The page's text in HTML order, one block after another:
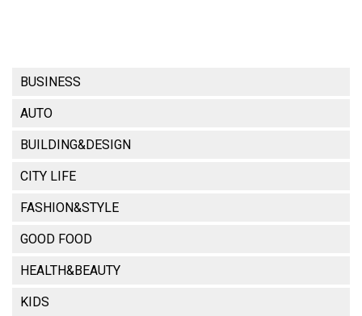
BUSINESS
AUTO
BUILDING&DESIGN
CITY LIFE
FASHION&STYLE
GOOD FOOD
HEALTH&BEAUTY
KIDS